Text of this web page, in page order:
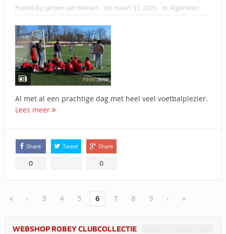
Posted By: Jeroen van Werven on: maart 31, 2025 In: Algemeen
Al met al een prachtige dag met heel veel voetbalplezier.
Lees meer
Share
0
Tweet Share
0
« ‹ 3 4 5 6 7 8 9 › »
WEBSHOP ROBEY CLUBCOLLECTIE